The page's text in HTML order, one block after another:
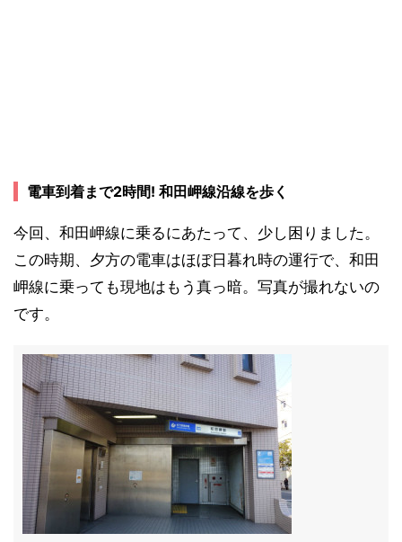
電車到着まで2時間! 和田岬線沿線を歩く
今回、和田岬線に乗るにあたって、少し困りました。
この時期、夕方の電車はほぼ日暮れ時の運行で、和田
岬線に乗っても現地はもう真っ暗。写真が撮れないの
です。